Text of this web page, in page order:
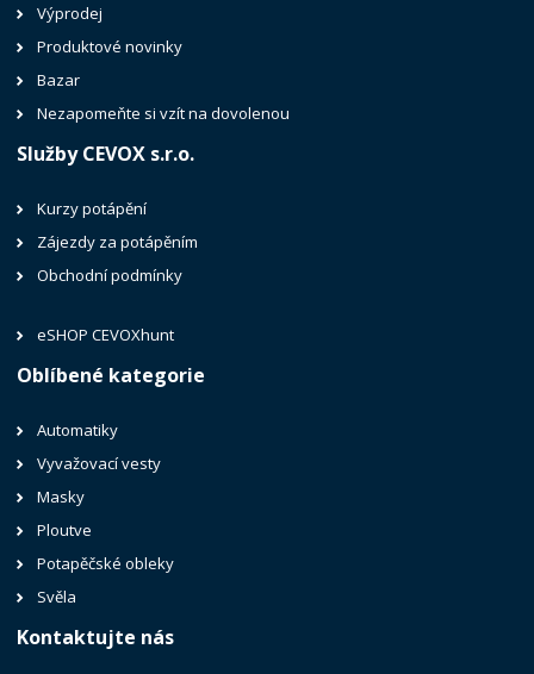
Výprodej
Produktové novinky
Bazar
Nezapomeňte si vzít na dovolenou
Služby CEVOX s.r.o.
Kurzy potápění
Zájezdy za potápěním
Obchodní podmínky
eSHOP CEVOXhunt
Oblíbené kategorie
Automatiky
Vyvažovací vesty
Masky
Ploutve
Potapěčské obleky
Svěla
Kontaktujte nás